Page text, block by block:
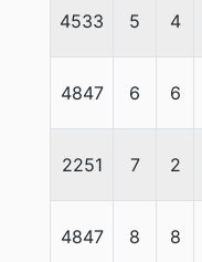
4533 5 4
4847 6 6
2251 7 2
4847 8 8